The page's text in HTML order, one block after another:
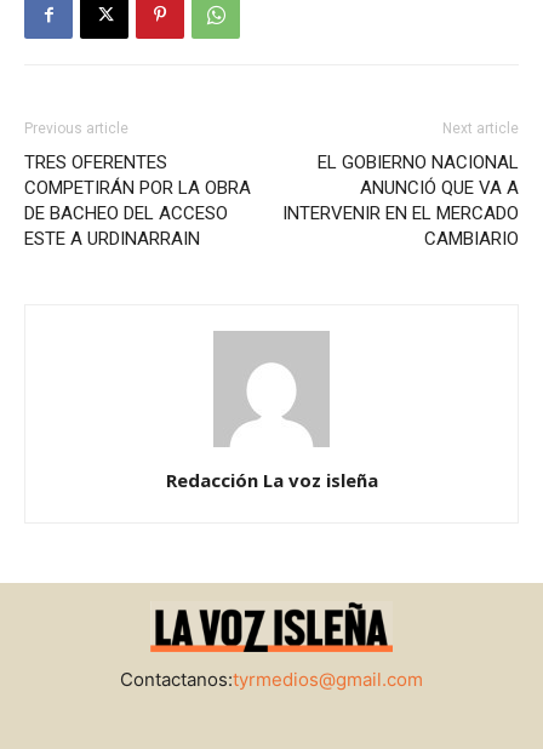
Previous article
TRES OFERENTES
COMPETIRÁN POR LA OBRA
DE BACHEO DEL ACCESO
ESTE A URDINARRAIN
Next article
EL GOBIERNO NACIONAL
ANUNCIÓ QUE VA A
INTERVENIR EN EL MERCADO
CAMBIARIO
Redacción La voz isleña
Contactanos:tyrmedios@gmail.com